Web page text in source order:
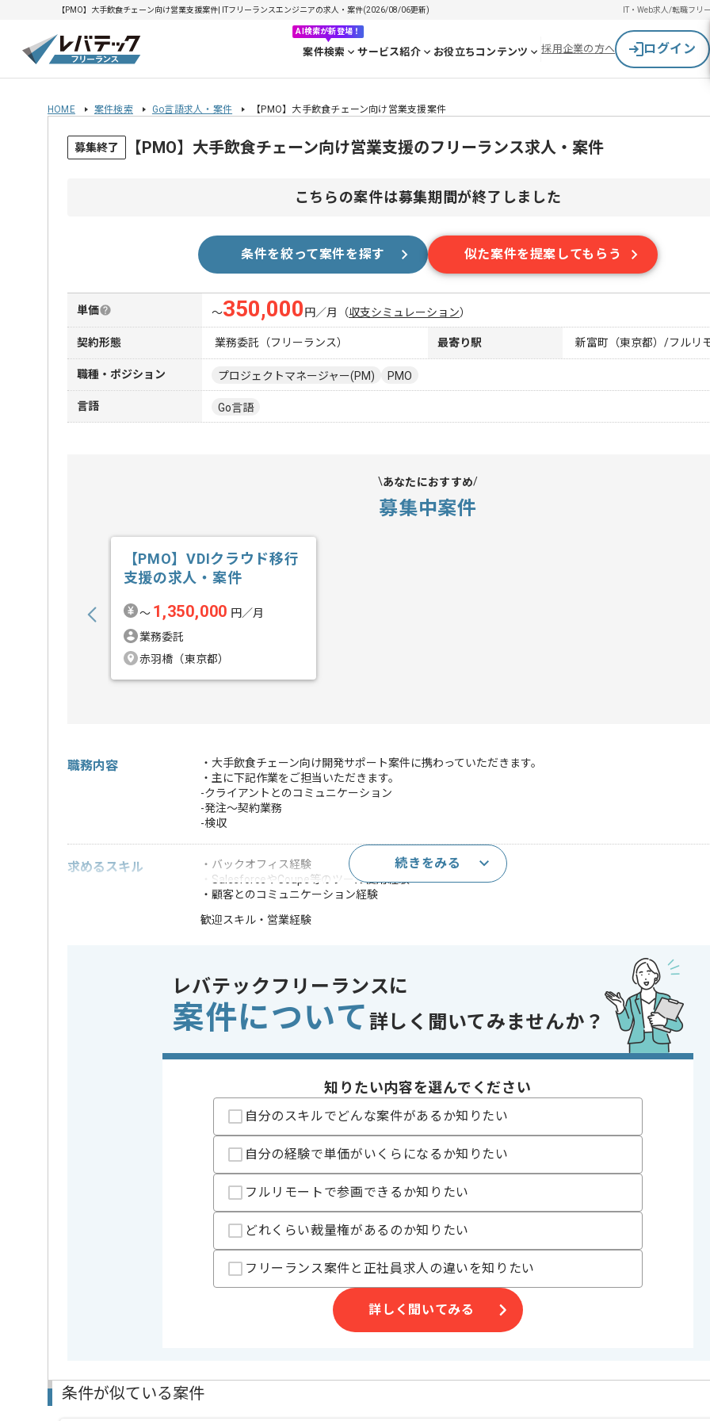
【PMO】大手飲食チェーン向け営業支援案件| ITフリーランスエンジニアの求人・案件(2026/08/06更新) IT・Web求人/転職フリ
AI検索が新登場！
案件検索 サービス紹介 お役立ちコンテンツ 採用企業の方へ ログイン
HOME 案件検索 Go言語求人・案件 【PMO】大手飲食チェーン向け営業支援案件
募集終了 【PMO】大手飲食チェーン向け営業支援のフリーランス求人・案件
こちらの案件は募集期間が終了しました
条件を絞って案件を探す 似た案件を提案してもらう
単価 〜350,000 円／月 （収支シミュレーション）
契約形態 業務委託（フリーランス） 最寄り駅 新富町（東京都）/フルリ
職種・ポジション プロジェクトマネージャー(PM) PMO
言語 Go言語
あなたにおすすめ
募集中案件
【PMO】VDIクラウド移行
支援の求人・案件
〜 1,350,000 円／月
業務委託
赤羽橋（東京都）
職務内容
・大手飲食チェーン向け開発サポート案件に携わっていただきます。
・主に下記作業をご担当いただきます。
-クライアントとのコミュニケーション
-発注～契約業務
-検収
求めるスキル
・バックオフィス経験
・SalesforceやCoupe等のツール使用経験
・顧客とのコミュニケーション経験
歓迎スキル ・営業経験
この案件で扱う技術 クラウド AWS
この案件のポイント 業務内容
ベンダーコントロール
特徴
20代活躍中 , 30代活躍中 , 40代活躍中 , 長期プロジェクト , 急募 , BtoB向け , 参画実
コンサルティング、デジタルコンテンツの企画制作事業を展開しており、
レバテックの実績がある企業の案件でございます。
今回は大手飲食チェーン向け開発マネジメント案件に携わっていただきます。
PMOとしての実務経験を活かしたい方にお勧めです。
基本的には一部リモートでの作業を見込んでおります。
続きをみる
レバテックフリーランスに
案件について 詳しく聞いてみませんか？
知りたい内容を選んでください
自分のスキルでどんな案件があるか知りたい
自分の経験で単価がいくらになるか知りたい
フルリモートで参画できるか知りたい
どれくらい裁量権があるのか知りたい
フリーランス案件と正社員求人の違いを知りたい
詳しく聞いてみる
条件が似ている案件